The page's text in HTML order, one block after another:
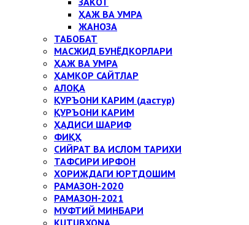
ҲАЖ ВА УМРА
ЖАНОЗА
ТАБОБАТ
МАСЖИД БУНЁДКОРЛАРИ
ҲАЖ ВА УМРА
ҲАМКОР САЙТЛАР
АЛОҚА
ҚУРЪОНИ КАРИМ (дастур)
ҚУРЪОНИ КАРИМ
ҲАДИСИ ШАРИФ
ФИҚҲ
СИЙРАТ ВА ИСЛОМ ТАРИХИ
ТАФСИРИ ИРФОН
ХОРИЖДАГИ ЮРТДОШИМ
РАМАЗОН-2020
РАМАЗОН-2021
МУФТИЙ МИНБАРИ
KUTUBXONA